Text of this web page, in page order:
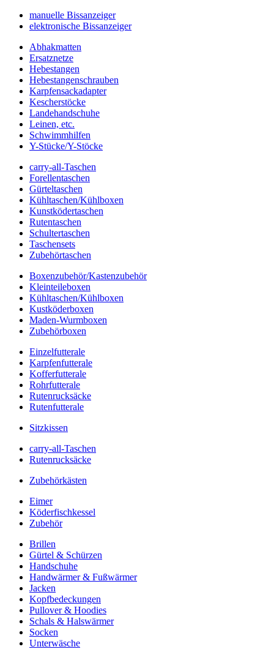
manuelle Bissanzeiger
elektronische Bissanzeiger
Abhakmatten
Ersatznetze
Hebestangen
Hebestangenschrauben
Karpfensackadapter
Kescherstöcke
Landehandschuhe
Leinen, etc.
Schwimmhilfen
Y-Stücke/Y-Stöcke
carry-all-Taschen
Forellentaschen
Gürteltaschen
Kühltaschen/Kühlboxen
Kunstködertaschen
Rutentaschen
Schultertaschen
Taschensets
Zubehörtaschen
Boxenzubehör/Kastenzubehör
Kleinteileboxen
Kühltaschen/Kühlboxen
Kustköderboxen
Maden-Wurmboxen
Zubehörboxen
Einzelfutterale
Karpfenfutterale
Kofferfutterale
Rohrfutterale
Rutenrucksäcke
Rutenfutterale
Sitzkissen
carry-all-Taschen
Rutenrucksäcke
Zubehörkästen
Eimer
Köderfischkessel
Zubehör
Brillen
Gürtel & Schürzen
Handschuhe
Handwärmer & Fußwärmer
Jacken
Kopfbedeckungen
Pullover & Hoodies
Schals & Halswärmer
Socken
Unterwäsche